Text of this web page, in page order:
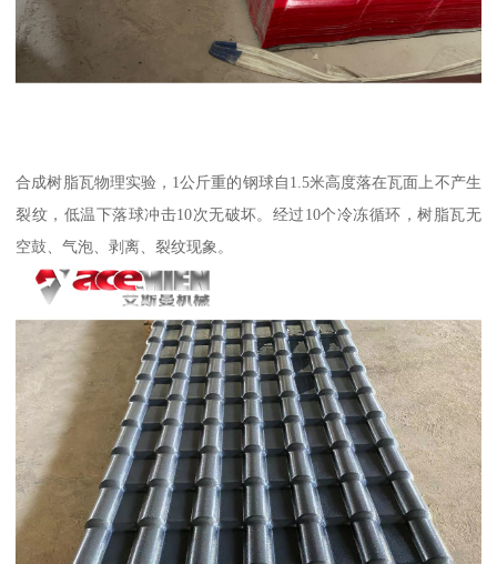
合成树脂瓦物理实验，1公斤重的钢球自1.5米高度落在瓦面上不产生
裂纹，低温下落球冲击10次无破坏。经过10个冷冻循环，树脂瓦无
空鼓、气泡、剥离、裂纹现象。